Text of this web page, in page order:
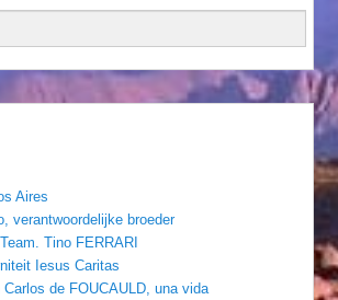
Aires
verantwoordelijke broeder
Tino FERRARI
Iesus Caritas
de FOUCAULD, una vida